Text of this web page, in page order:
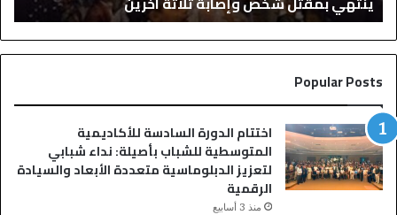
ح
ف
ل
ز
ا
ف
ب
س
و
س
م
Popular Posts
اختتام الدورة السادسة للأكاديمية
المتوسطية للشباب بأصيلة: نداء شبابي
لتعزيز الدبلوماسية متعددة الأبعاد والسيادة
الرقمية
منذ 3 أسابيع